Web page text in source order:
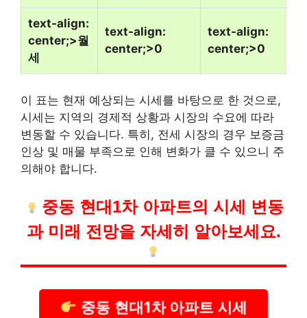
text-align:
center;>월
세
text-align:
center;>0
text-align:
center;>0
이 표는 현재 예상되는 시세를 바탕으로 한 것으로,
시세는 지역의 경제적 상황과 시장의 수요에 따라
변동할 수 있습니다. 특히, 전세 시장의 경우 보증금
인상 및 매물 부족으로 인해 변화가 클 수 있으니 주
의해야 합니다.
중동 현대1차 아파트의 시세 변동
과 미래 전망을 자세히 알아보세요.
중동 현대1차 아파트 시세